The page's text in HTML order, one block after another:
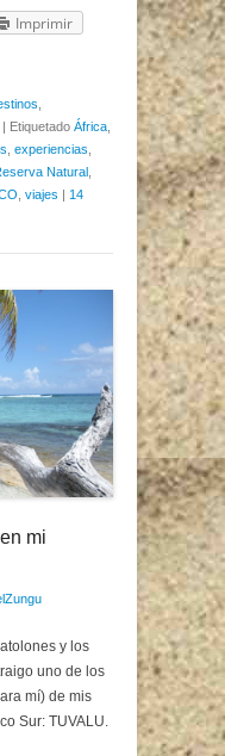
Imprimir
| Etiquetado África
experiencias
Natural
viajes | 14
mi
y los
uno de los
mí) de mis
Sur: TUVALU.